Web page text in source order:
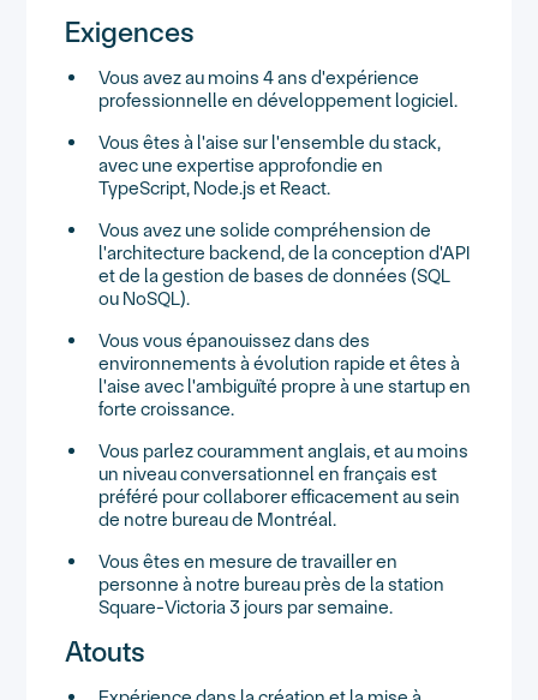
Exigences
Vous avez au moins 4 ans d'expérience
professionnelle en développement logiciel.
Vous êtes à l'aise sur l'ensemble du stack,
avec une expertise approfondie en
TypeScript, Node.js et React.
Vous avez une solide compréhension de
l'architecture backend, de la conception d'API
et de la gestion de bases de données (SQL
ou NoSQL).
Vous vous épanouissez dans des
environnements à évolution rapide et êtes à
l'aise avec l'ambiguïté propre à une startup en
forte croissance.
Vous parlez couramment anglais, et au moins
un niveau conversationnel en français est
préféré pour collaborer efficacement au sein
de notre bureau de Montréal.
Vous êtes en mesure de travailler en
personne à notre bureau près de la station
Square-Victoria 3 jours par semaine.
Atouts